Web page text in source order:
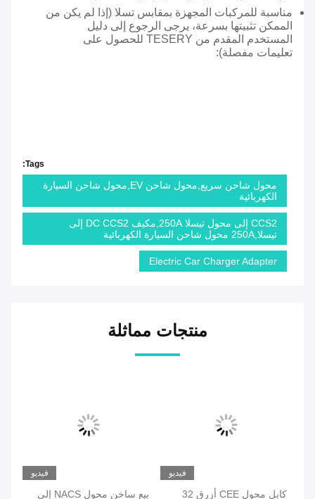
مناسبة للمركبات المجهزة بمقابس تسلا (إذا لم يكن من
الممكن تثبيتها بسرعة، يرجى الرجوع إلى دليل
المستخدم المقدم من TESERY للحصول على
تعليمات مفصلة):
Tags:
محول شاحن سريع,محول شاحن EV,محول شاحن السيارة
الكهربائية
CCS2 إلى محول تيسلا 250A,مكيف DC CCS2 إلى
تيسلا,250A محول شاحن السيارة الكهربائية
Electric Car Charger Adapter
منتجات مماثلة
فيديو
كابل محول CEE أزرق 32
فيديو
بيع ساخن محول NACS إلى